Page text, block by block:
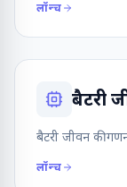
लॉन्च
बैटरी
बैटरी जीवन की
लॉन्च